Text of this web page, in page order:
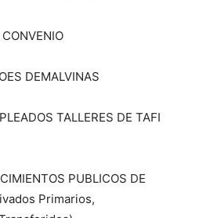
DEMALVINAS
TALLERES DE TAFI
PUBLICOS DE
Primarios,